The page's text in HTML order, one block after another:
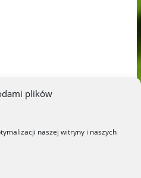
plików
naszej witryny i naszych